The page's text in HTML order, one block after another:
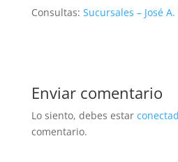
Consultas: Sucursales – José
Enviar comentario
Lo siento, debes estar
comentario.